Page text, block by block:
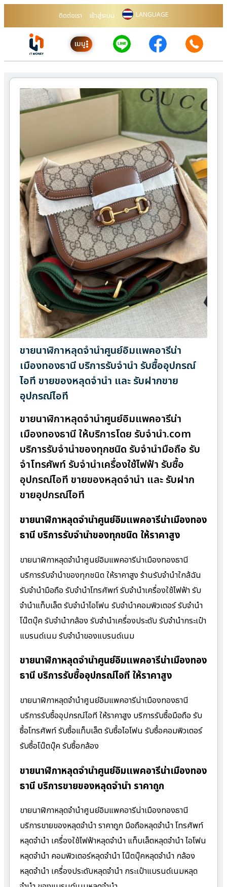
ติดต่อเรา เข้าสู่ระบบ LANGUAGE
เมนู
ขายนาฬิกาหลุดจำนำศูนย์อิมแพคอารีน่า
เมืองทองธานี บริการรับจำนำ รับซื้ออุปกรณ์
ไอที ขายของหลุดจำนำ และ รับฝากขาย
อุปกรณ์ไอที
ขายนาฬิกาหลุดจำนำศูนย์อิมแพคอารีน่า
เมืองทองธานี ให้บริการโดย รับจํานํา.com
บริการรับจำนำของทุกชนิด รับจำนำมือถือ รับ
จำโทรศัพท์ รับจำนำเครื่องใช้ไฟฟ้า รับซื้อ
อุปกรณ์ไอที ขายของหลุดจำนำ และ รับฝาก
ขายอุปกรณ์ไอที
ขายนาฬิกาหลุดจำนำศูนย์อิมแพคอารีน่าเมืองทอง
ธานี บริการรับจำนำของทุกชนิด ให้ราคาสูง
ขายนาฬิกาหลุดจำนำศูนย์อิมแพคอารีน่าเมืองทองธานี
บริการรับจำนำของทุกชนิด ให้ราคาสูง ร้านรับจํานําใกล้ฉัน
รับจำนำมือถือ รับจำนำโทรศัพท์ รับจำนำเครื่องใช้ไฟฟ้า รับ
จำนำแท็บเล็ต รับจำนำไอโฟน รับจำนำคอมพิวเตอร์ รับจำนำ
โน๊ตบุ๊ค รับจำนำกล้อง รับจำนำเครื่องประดับ รับจำนำกระเป๋า
แบรนด์เนม รับจำนำของแบรนด์เนม
ขายนาฬิกาหลุดจำนำศูนย์อิมแพคอารีน่าเมืองทอง
ธานี บริการรับซื้ออุปกรณ์ไอที ให้ราคาสูง
ขายนาฬิกาหลุดจำนำศูนย์อิมแพคอารีน่าเมืองทองธานี
บริการรับซื้ออุปกรณ์ไอที ให้ราคาสูง บริการรับซื้อมือถือ รับ
ซื้อโทรศัพท์ รับซื้อแท็บเล็ต รับซื้อไอโฟน รับซื้อคอมพิวเตอร์
รับซื้อโน๊ตบุ๊ค รับซื้อกล้อง
ขายนาฬิกาหลุดจำนำศูนย์อิมแพคอารีน่าเมืองทอง
ธานี บริการขายของหลุดจำนำ ราคาถูก
ขายนาฬิกาหลุดจำนำศูนย์อิมแพคอารีน่าเมืองทองธานี
บริการขายของหลุดจำนำ ราคาถูก มือถือหลุดจำนำ โทรศัพท์
หลุดจำนำ เครื่องใช้ไฟฟ้าหลุดจำนำ แท็บเล็ตหลุดจำนำ ไอโฟน
หลุดจำนำ คอมพิวเตอร์หลุดจำนำ โน๊ตบุ๊คหลุดจำนำ กล้อง
หลุดจำนำ เครื่องประดับหลุดจำนำ กระเป๋าแบรนด์เนมหลุด